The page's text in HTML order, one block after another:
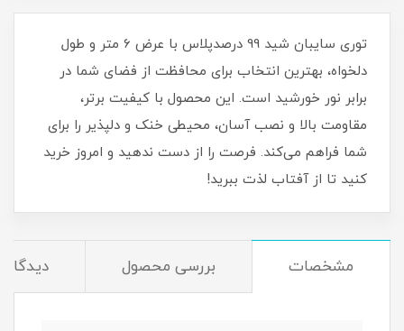
توری سایبان شید 99 درصدپلاس با عرض 6 متر و طول
دلخواه، بهترین انتخاب برای محافظت از فضای شما در
برابر نور خورشید است. این محصول با کیفیت برتر،
مقاومت بالا و نصب آسان، محیطی خنک و دلپذیر را برای
شما فراهم می‌کند. فرصت را از دست ندهید و امروز خرید
کنید تا از آفتاب لذت ببرید!
مشخصات بررسی محصول